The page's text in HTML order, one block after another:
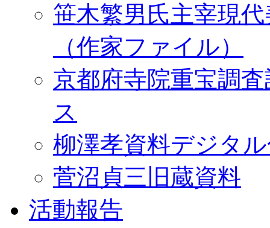
笹木繁男氏主宰現
（作家ファイル）
京都府寺院重宝調
ス
柳澤孝資料デジタ
菅沼貞三旧蔵資料
活動報告